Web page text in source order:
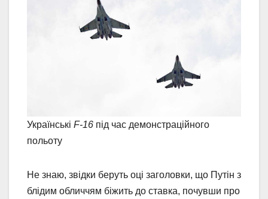
Українські F-16 під час демонстраційного
польоту
Не знаю, звідки беруть оці заголовки, що Путін з
блідим обличчям біжить до ставка, почувши про